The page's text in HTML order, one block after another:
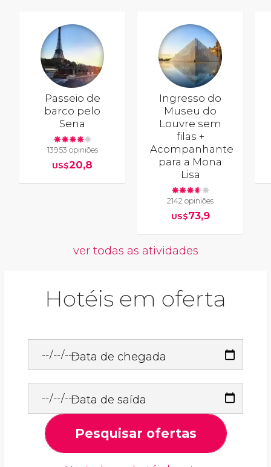
Passeio de
barco pelo
Sena
13953 opiniões
US$20,8
Ingresso do
Museu do
Louvre sem
filas +
Acompanhante
para a Mona
Lisa
2142 opiniões
US$73,9
ver todas as atividades
Hotéis em oferta
Data de chegada
Data de saída
Pesquisar ofertas